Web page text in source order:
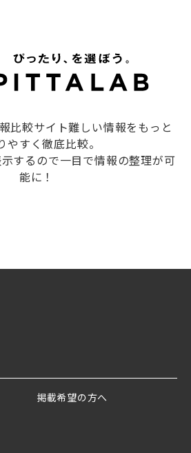
比較サイト難しい情報をもっと
やすく徹底比較。
するので一目で情報の整理が可
能に！
掲載希望の方へ